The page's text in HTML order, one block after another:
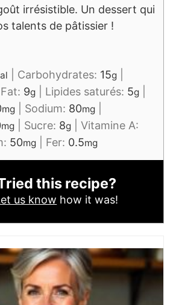
irrésistible. Un dessert qui
talents de pâtissier !
Carbohydrates: 15g
Fat: 9g Lipides saturés: 5g
mg Sodium: 80mg
mg Sucre: 8g
Vitamine A:
50mg Fer: 0.5mg
this recipe?
us know how it was!